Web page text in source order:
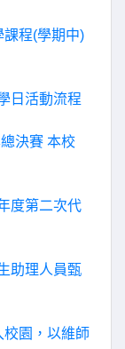
課程(學期中)
日活動流程
決賽 本校
度第二次代
助理人員甄
園，以維師